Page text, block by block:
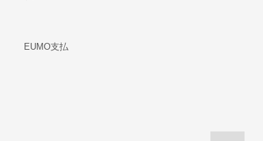
EUMO支払